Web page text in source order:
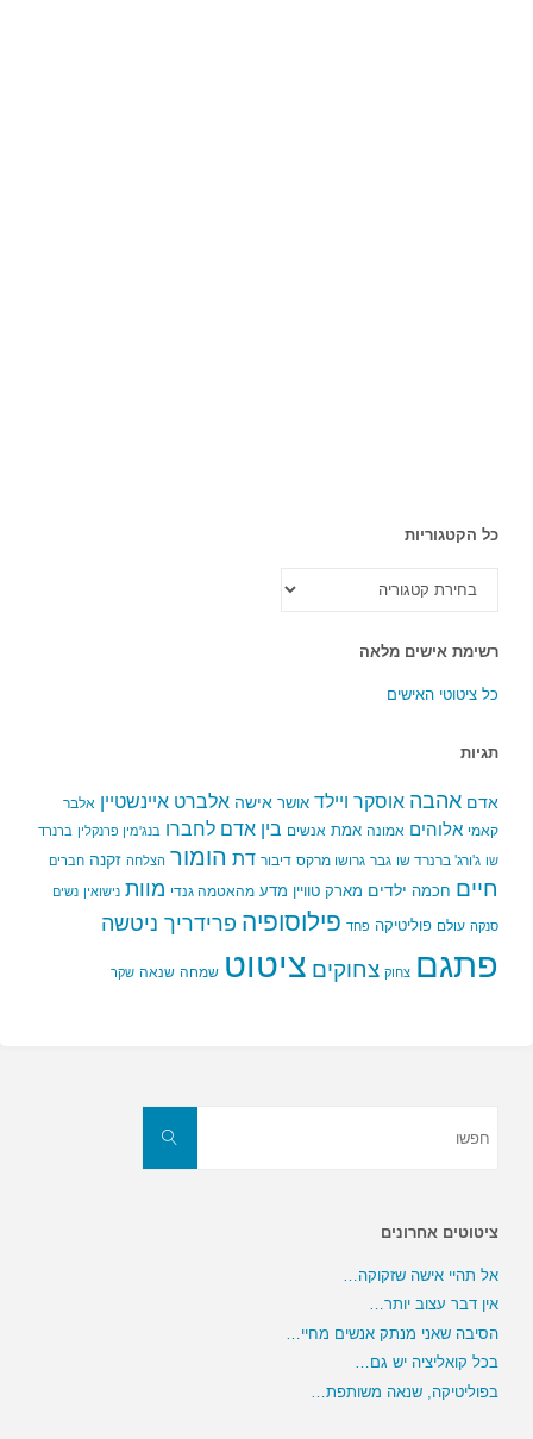
כל הקטגוריות
הקטגוריות
רשימת אישים מלאה
כל ציטוטי האישים
תגיות
אדם אהבה אוסקר ויילד אושר אישה אלברט איינשטיין אלבר
קאמי אלוהים אמונה אמת אנשים בין אדם לחברו בנג'מין פרנקלין ברנרד
שו ג'ורג' ברנרד שו גבר גרושו מרקס דיבור דת הומור הצלחה זקנה חברים
חיים חכמה ילדים מארק טוויין מדע מהאטמה גנדי מוות נישואין נשים
סנקה עולם פוליטיקה פחד פילוסופיה פרידריך ניטשה
פתגם צחוק צחוקים ציטוט שמחה שנאה שקר
חפשו
ציטוטים אחרונים
אל תהיי אישה שזקוקה…
אין דבר עצוב יותר…
הסיבה שאני מנתק אנשים מחיי…
בכל קואליציה יש גם…
בפוליטיקה, שנאה משותפת…